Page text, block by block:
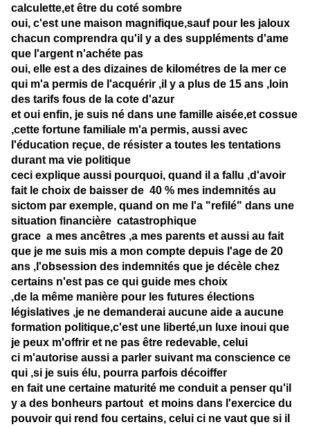
calculette,et être du coté sombre
oui, c'est une maison magnifique,sauf pour les jaloux
chacun comprendra qu'il y a des suppléments d'ame
que l'argent n'achéte pas
oui, elle est a des dizaines de kilométres de la mer ce
qui m'a permis de l'acquérir ,il y a plus de 15 ans ,loin
des tarifs fous de la cote d'azur
et oui enfin, je suis né dans une famille aisée,et cossue
,cette fortune familiale m'a permis, aussi avec
l'éducation reçue, de résister a toutes les tentations
durant ma vie politique
ceci explique aussi pourquoi, quand il a fallu ,d'avoir
fait le choix de baisser de 40 % mes indemnités au
sictom par exemple, quand on me l'a "refilé" dans une
situation financière catastrophique
grace a mes ancêtres ,a mes parents et aussi au fait
que je me suis mis a mon compte depuis l'age de 20
ans ,l'obsession des indemnités que je décèle chez
certains n'est pas ce qui guide mes choix
,de la même manière pour les futures élections
législatives ,je ne demanderai aucune aide a aucune
formation politique,c'est une liberté,un luxe inoui que
je peux m'offrir et ne pas être redevable, celui
ci m'autorise aussi a parler suivant ma conscience ce
qui ,si je suis élu, pourra parfois décoiffer
en fait une certaine maturité me conduit a penser qu'il
y a des bonheurs partout et moins dans l'exercice du
pouvoir qui rend fou certains, celui ci ne vaut que si il